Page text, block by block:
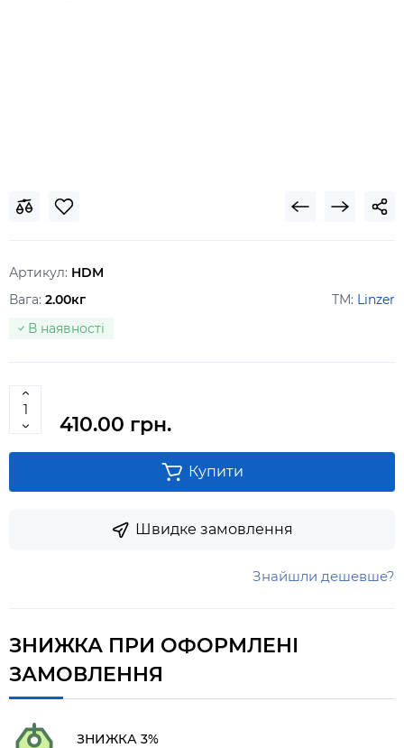
Артикул: HDM
ТМ: Linzer
В наявності
Вага: 2.00кг
410.00 грн.
Купити
Швидке замовлення
Знайшли дешевше?
ЗНИЖКА ПРИ ОФОРМЛЕНІ
ЗАМОВЛЕННЯ
ЗНИЖКА 3%